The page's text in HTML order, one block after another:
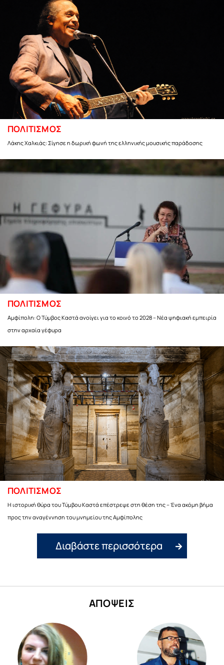
ΠΟΛΙΤΙΣΜΟΣ
Λάκης Χαλκιάς: Σίγησε η δωρική φωνή της ελληνικής μουσικής παράδοσης
ΠΟΛΙΤΙΣΜΟΣ
Αμφίπολη: Ο Τύμβος Καστά ανοίγει για το κοινό το 2028 – Νέα ψηφιακή εμπειρία
στην αρχαία γέφυρα
ΠΟΛΙΤΙΣΜΟΣ
Η ιστορική θύρα του Τύμβου Καστά επέστρεψε στη θέση της – Ένα ακόμη βήμα
προς την αναγέννηση του μνημείου της Αμφίπολης
Διαβάστε περισσότερα
ΑΠΟΨΕΙΣ